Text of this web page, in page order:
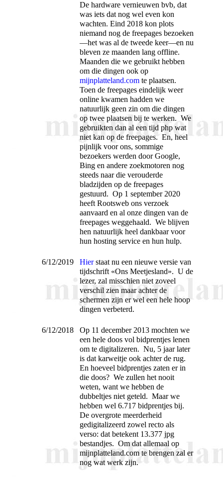
De hardware vernieuwen bvb, dat
was iets dat nog wel even kon
wachten. Eind 2018 kon plots
niemand nog de freepages bezoeken
—het was al de tweede keer—en nu
bleven ze maanden lang offline.
Maanden die we gebruikt hebben
om die dingen ook op
mijnplatteland.comte plaatsen.
Toen de freepages eindelijk weer
online kwamen hadden we
natuurlijk geen zin om die dingen
op twee plaatsen bij te werken. We
gebruikten dan al een tijd php wat
niet kan op de freepages. En, heel
pijnlijk voor ons, sommige
bezoekers werden door Google,
Bing en andere zoekmotoren nog
steeds naar die verouderde
bladzijden op de freepages
gestuurd. Op 1 september 2020
heeft Rootsweb ons verzoek
aanvaard en al onze dingen van de
freepages weggehaald. We blijven
hen natuurlijk heel dankbaar voor
hun hosting service en hun hulp.
6/12/2019 Hierstaat nu een nieuwe versie van
tijdschrift «Ons Meetjesland». U de
lezer, zal misschien niet zoveel
verschil zien maar achter de
schermen zijn er wel een hele hoop
dingen verbeterd.
6/12/2018
Op 11 december 2013 mochten we
een hele doos vol bidprentjes lenen
om te digitalizeren. Nu, 5 jaar later
is dat karweitje ook achter de rug.
En hoeveel bidprentjes zaten er in
die doos? We zullen het nooit
weten, want we hebben de
dubbeltjes niet geteld. Maar we
hebben wel 6.717 bidprentjes bij.
De overgrote meerderheid
gedigitalizeerd zowel recto als
verso: dat betekent 13.377 jpg
bestandjes. Om dat allemaal op
mijnplatteland.com te brengen zal er
nog wat werk zijn.